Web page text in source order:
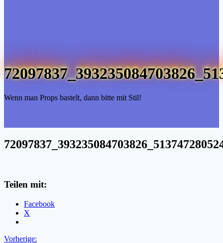
Wenn man Props bastelt, dann bitte mit Stil!
Teilen mit:
Facebook
X
Vorherige: